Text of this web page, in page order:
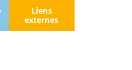
Liens
externes